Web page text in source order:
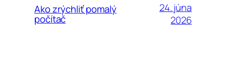
Ako zrýchliť pomalý
počítač
24. júna
2026